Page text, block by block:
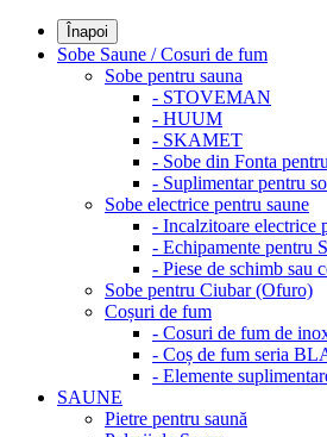
Înapoi
Sobe Saune / Cosuri de fum
Sobe pentru sauna
- STOVEMAN
- HUUM
- SKAMET
- Sobe din Fonta
- Suplimentar pentru
Sobe electrice pentru saune
- Incalzitoare electrice
- Echipamente pentru
- Piese de schimb sau
Sobe pentru Ciubar (Ofuro)
Coșuri de fum
- Cosuri de fum de
- Coș de fum seria
- Elemente
SAUNE
Pietre pentru saună